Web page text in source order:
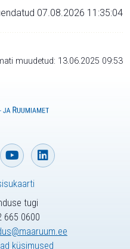
07.08.2026 11:35:04
muudetud: 13.06.2025 09:53
tugi
665 0600
küsimused